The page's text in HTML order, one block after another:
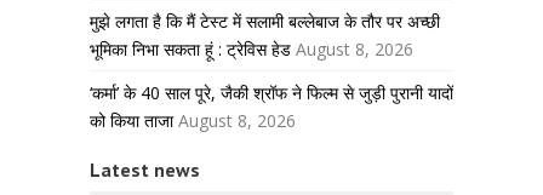
मुझे लगता है कि मैं टेस्ट में सलामी बल्लेबाज के तौर पर अच्छी
भूमिका निभा सकता हूं : ट्रेविस हेड August 8, 2026
‘कर्मा’ के 40 साल पूरे, जैकी श्रॉफ ने फिल्म से जुड़ी पुरानी यादों
को किया ताजा August 8, 2026
Latest news